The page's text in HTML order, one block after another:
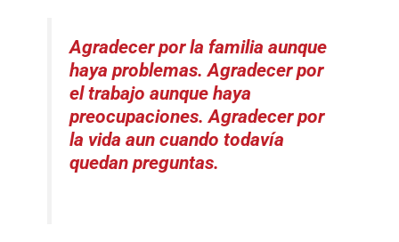
Agradecer por la familia aunque
haya problemas. Agradecer por
el trabajo aunque haya
preocupaciones. Agradecer por
la vida aun cuando todavía
quedan preguntas.